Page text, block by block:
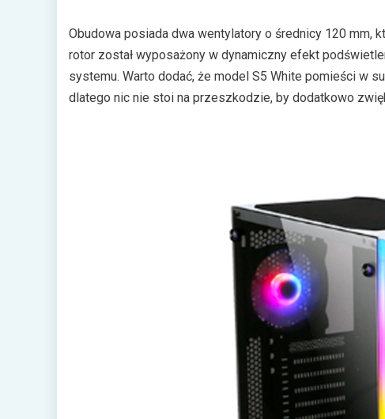
Obudowa posiada dwa wentylatory o średnicy 120 mm,
rotor został wyposażony w dynamiczny efekt
systemu. Warto dodać, że model S5 White pomieści w
dlatego nic nie stoi na przeszkodzie, by dodatkowo